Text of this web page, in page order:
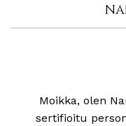
Moikka, olen
sertifioitu